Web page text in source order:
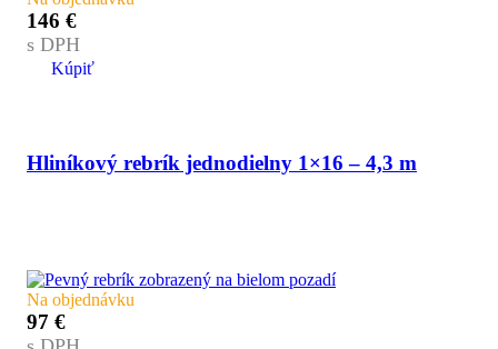
146 €
s DPH
Kúpiť
Hliníkový rebrík jednodielny 1×16 – 4,3 m
Na objednávku
97 €